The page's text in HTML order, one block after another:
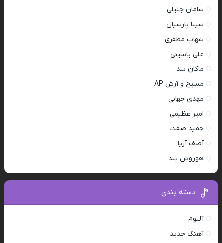
سامان جلیلی
سینا پارسیان
شهاب مظفری
علی یاسینی
ماکان بند
مسیح و آرش AP
مهدی جهانی
امیر عظیمی
حمید صفت
آصف آریا
هوروش بند
دسته بندی
آلبوم
آهنگ جدید